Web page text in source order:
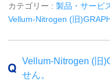
カテゴリー : 製品・サービ
Vellum-Nitrogen (旧
Vellum-Nitrogen (旧
せん。